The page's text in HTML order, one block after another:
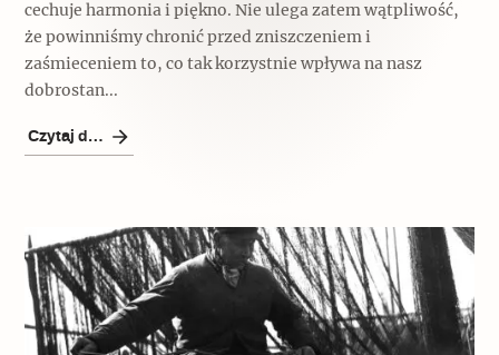
cechuje harmonia i piękno. Nie ulega zatem wątpliwość,
że powinniśmy chronić przed zniszczeniem i
zaśmieceniem to, co tak korzystnie wpływa na nasz
dobrostan...
Czytaj dalej